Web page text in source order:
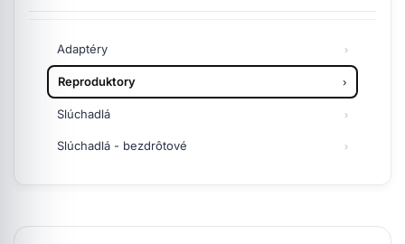
Adaptéry
Reproduktory
Slúchadlá
Slúchadlá - bezdrôtové